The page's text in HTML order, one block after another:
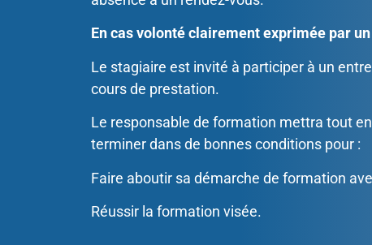
En cas volonté clairement exprimée par
Le stagiaire est invité à participer à un
cours de prestation.
Le responsable de formation mettra tout
terminer dans de bonnes conditions pour :
Faire aboutir sa démarche de formation
Réussir la formation visée.